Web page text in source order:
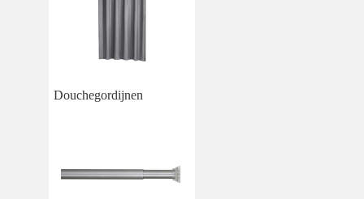
Douchegordijnen